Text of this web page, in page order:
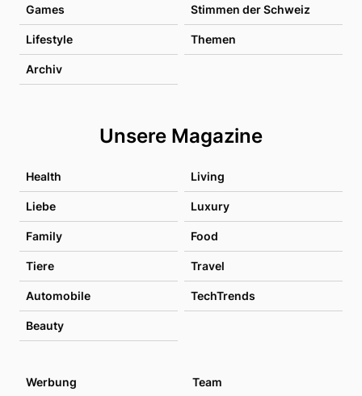
Games Stimmen der Schweiz
Lifestyle Themen
Archiv
Unsere Magazine
Health Living
Liebe Luxury
Family Food
Tiere Travel
Automobile TechTrends
Beauty
Werbung Team